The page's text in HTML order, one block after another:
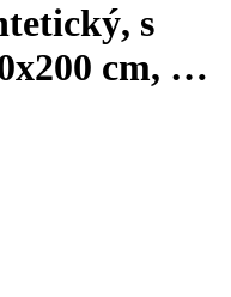
s
cm, …